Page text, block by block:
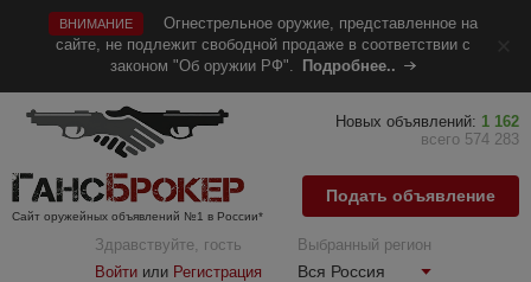
ВНИМАНИЕ
Огнестрельное оружие, представленное на
сайте, не подлежит свободной продаже в соответствии с
законом "Об оружии РФ".
Подробнее..
Сайт оружейных объявлений №1 в России*
Здравствуйте, гость
Войти или Регистрация
Выбранный регион
Вся Россия
Новых объявлений: 1 162
всего 574 283
Подать объявление